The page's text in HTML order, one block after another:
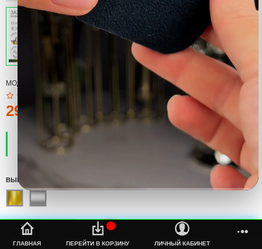
ГЛАВНАЯ
%s
ПЕРЕЙТИ В КОРЗИНУ ЛИЧНЫЙ КАБИНЕТ
МОДЕЛЬ: ЗАЖИГАЛКА
290тмт.
ПРОИЗВОДИТЕЛЬ:
НАЛИЧИЕ:
ЕСТЬ В НАЛИЧИИ
ВЫБЕРИТЕ ЦВЕТ